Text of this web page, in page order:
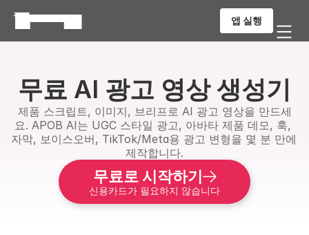
앱 실행
무료 AI 광고 영상 생성기
제품 스크립트, 이미지, 브리프로 AI 광고 영상을 만드세
요. APOB AI는 UGC 스타일 광고, 아바타 제품 데모, 훅,
자막, 보이스오버, TikTok/Meta용 광고 변형을 몇 분 만에
제작합니다.
무료로 시작하기
신용카드가 필요하지 않습니다